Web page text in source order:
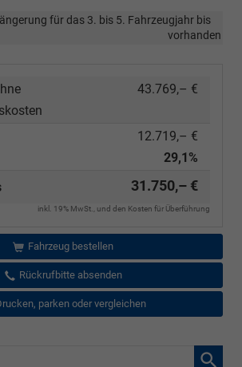
für das 3. bis 5. Fahrzeugjahr bis
vorhanden
43.769,– €
12.719,– €
29,1%
31.750,– €
inkl. 19% MwSt., und den Kosten für Überführung
Fahrzeug bestellen
Rückrufbitte absenden
parken oder vergleichen